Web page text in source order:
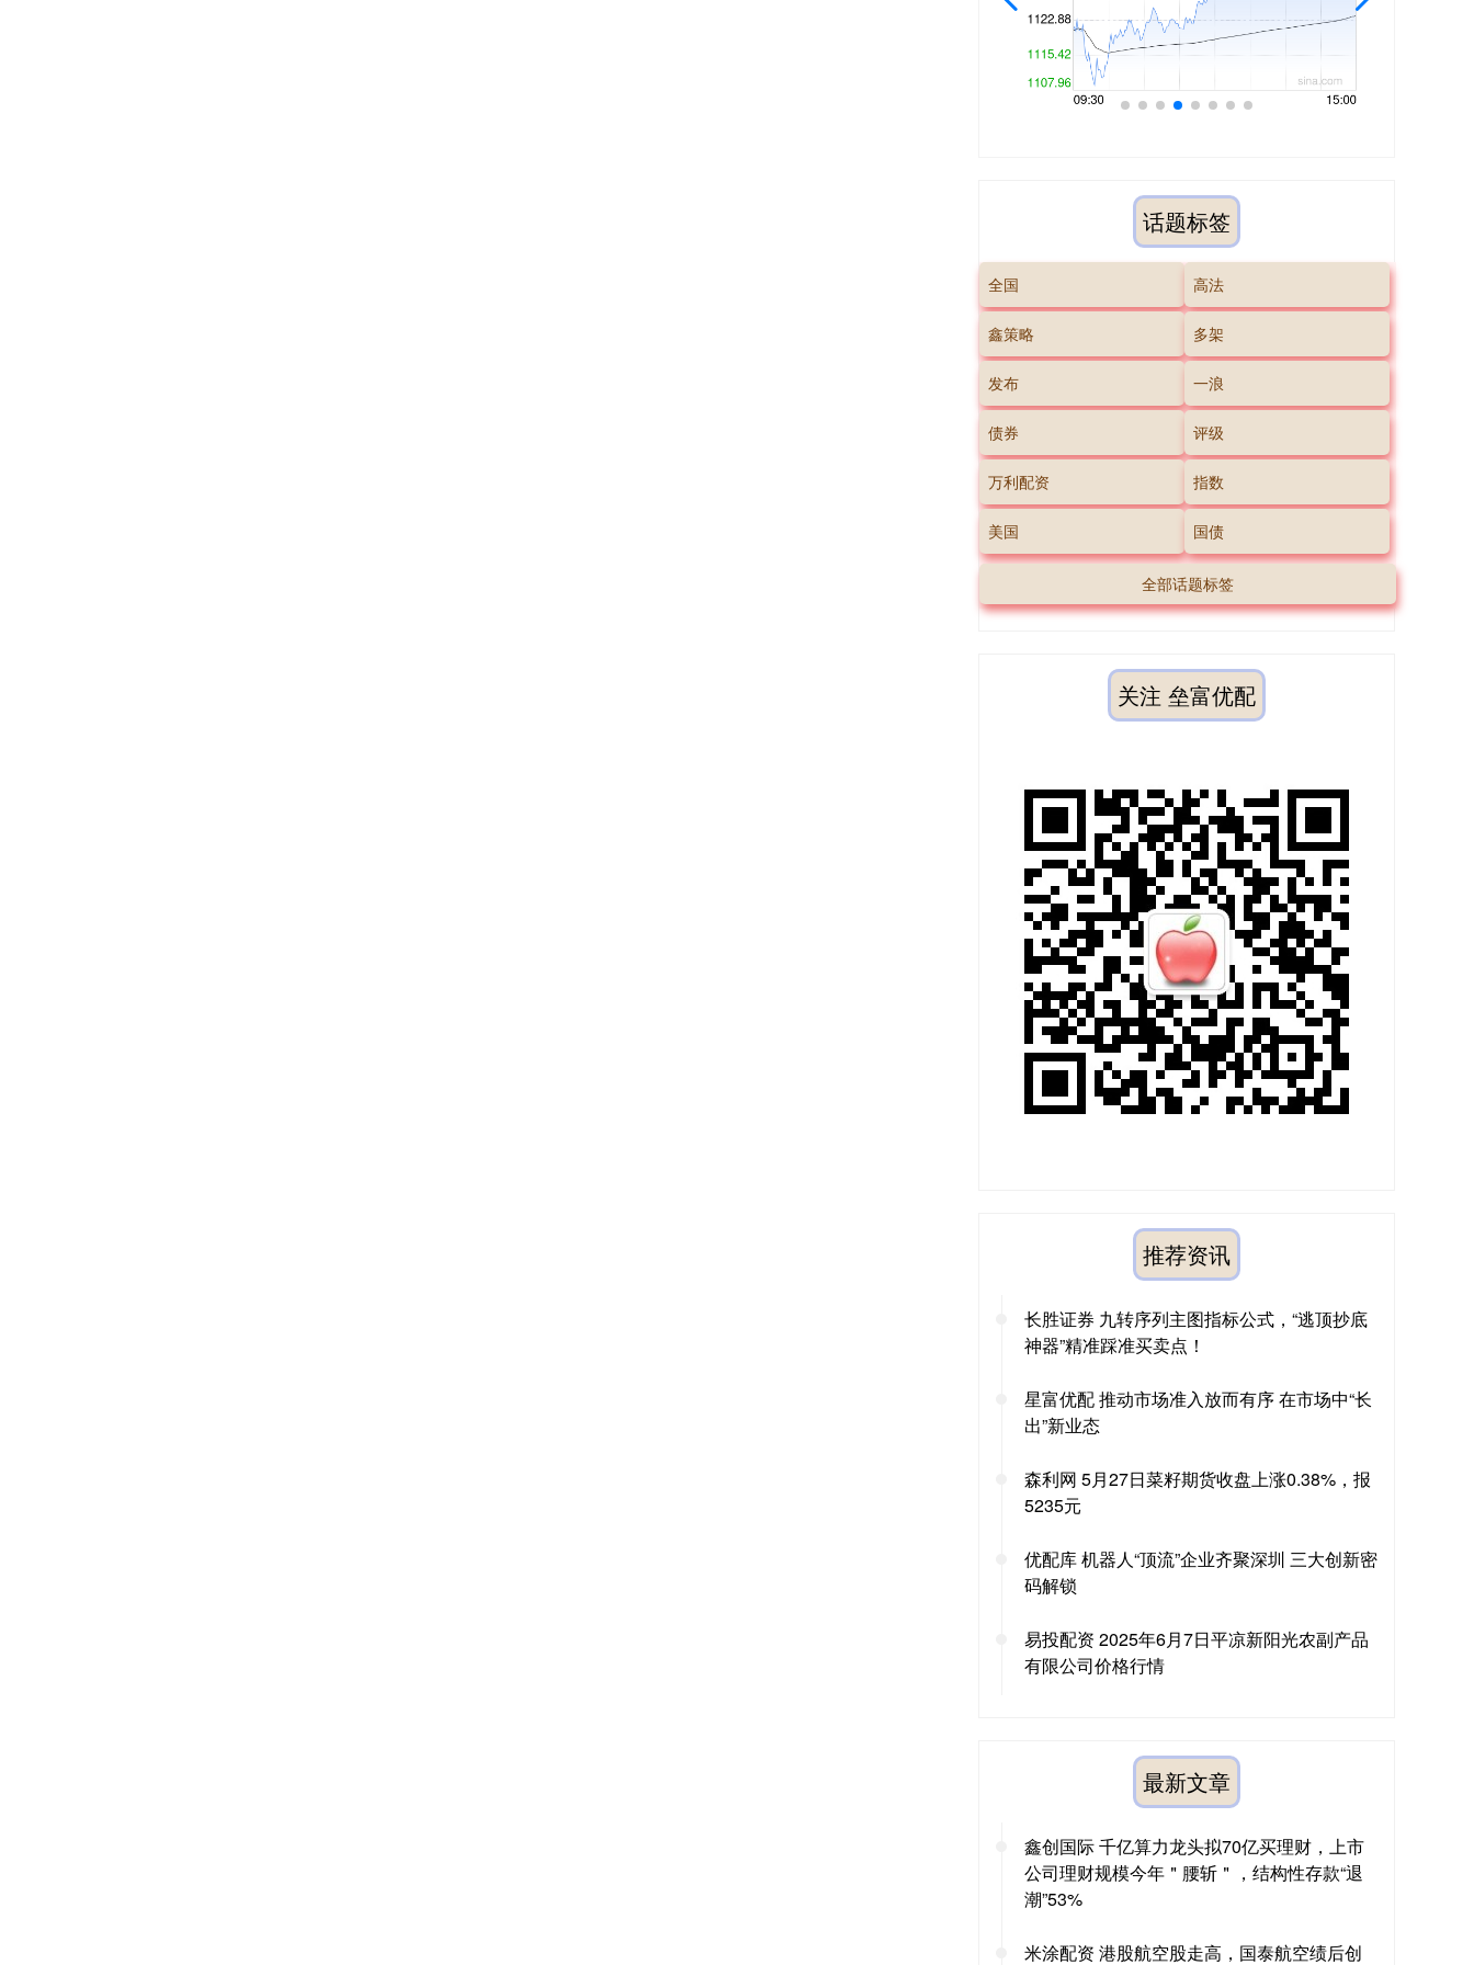
话题标签
全国 高法
鑫策略 多架
发布 一浪
债券 评级
万利配资 指数
美国 国债
全部话题标签
关注 垒富优配
推荐资讯
长胜证券 九转序列主图指标公式，“逃顶抄底
神器”精准踩准买卖点！
星富优配 推动市场准入放而有序 在市场中“长
出”新业态
森利网 5月27日菜籽期货收盘上涨0.38%，报
5235元
优配库 机器人“顶流”企业齐聚深圳 三大创新密
码解锁
易投配资 2025年6月7日平凉新阳光农副产品
有限公司价格行情
最新文章
鑫创国际 千亿算力龙头拟70亿买理财，上市
公司理财规模今年＂腰斩＂，结构性存款“退
潮”53%
米涂配资 港股航空股走高，国泰航空绩后创